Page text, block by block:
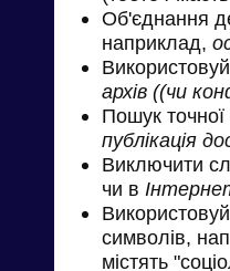
Об'єднання
наприклад,
архів ((чи
Пошук
публікація
Виключити
чи в
символів,
містять